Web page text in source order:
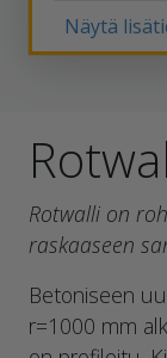
Näytä
Rotwalli on
raskaaseen
Betoniseen
r=1000 mm